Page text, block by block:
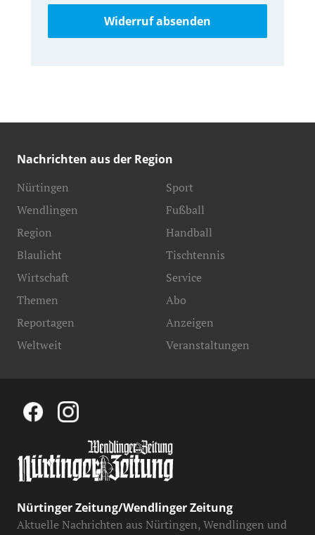
Widerruf absenden
Nachrichten aus der Region
Nürtingen
Wendlingen
Region
Blaulicht
Sport
Fußball
Handball
Tischtennis
Wirtschaft
Themen
Reportagen
Weltweit
Service
Abo
Anzeigen
Veranstaltungen
Nürtinger Zeitung/Wendlinger Zeitung
Aktuelle Nachrichten aus Nürtingen, Wendlingen und